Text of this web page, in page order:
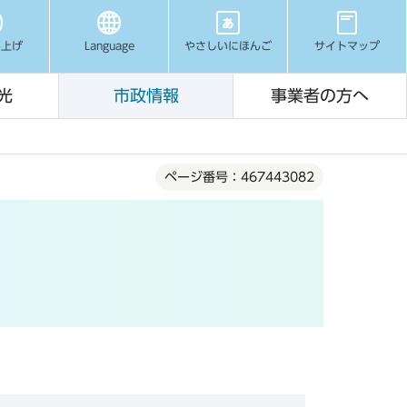
げ Language やさしいにほんご サイトマップ
市政情報 事業者の方へ
ページ番号：467443082